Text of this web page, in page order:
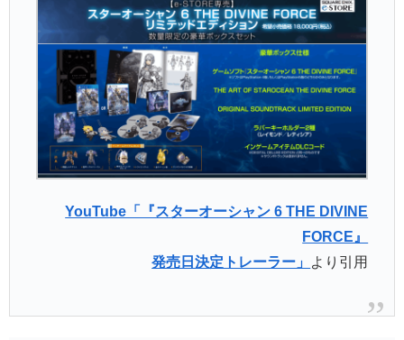
YouTube「『スターオーシャン 6 THE DIVINE
FORCE』
発売日決定トレーラー」 より引用